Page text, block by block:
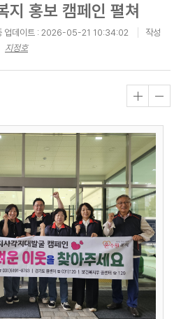
지 홍보 캠페인 펼쳐
업데이트 : 2026-05-21 10:34:02
작성
지정호